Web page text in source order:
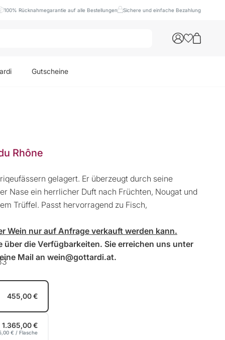
100% Rücknahmegarantie auf alle Bestellungen Sichere und einfache Bezahlung
Gutscheine
Rhône
gelagert. Er überzeugt durch seine
Nase ein herrlicher Duft nach Früchten, Nougat und
Trüffel. Passt hervorragend zu Fisch,
Wein nur auf Anfrage verkauft werden kann.
die Verfügbarkeiten. Sie erreichen uns unter
Mail an wein@gottardi.at.
455,00 €
1.365,00 €
€ / Flasche